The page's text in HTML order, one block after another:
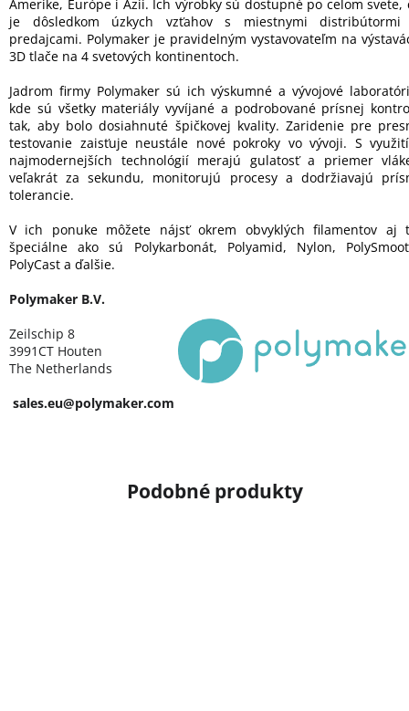
Amerike, Európe i Ázii. Ich výrobky sú dostupné po celom svete,
je dôsledkom úzkych vzťahov s miestnymi
predajcami. Polymaker je pravidelným vystavovateľm na
3D tlače na 4 svetových kontinentoch.
Jadrom firmy Polymaker sú ich výskumné a vývojové
kde sú všetky materiály vyvíjané a podrobované prísnej
tak, aby bolo dosiahnuté špičkovej kvality. Zaridenie pre
testovanie zaisťuje neustále nové pokroky vo vývoji. S
najmodernejších technológií merajú gulatosť a priemer
veľakrát za sekundu, monitorujú procesy a dodržiavajú
tolerancie.
V ich ponuke môžete nájsť okrem obvyklých filamentov aj
špeciálne ako sú Polykarbonát, Polyamid, Nylon,
PolyCast a ďalšie.
Polymaker B.V.
Zeilschip 8
3991CT Houten
The Netherlands
sales.eu@polymaker.com